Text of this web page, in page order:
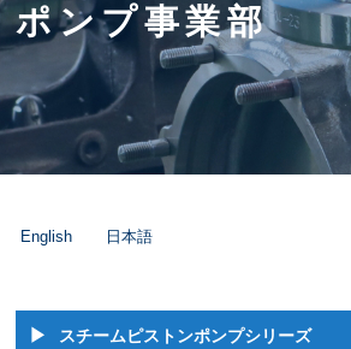
ポンプ事業部
English 日本語
スチームピストンポンプシリーズ